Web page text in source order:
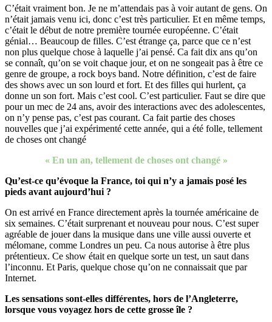
C’était vraiment bon. Je ne m’attendais pas à voir autant de gens. On
n’était jamais venu ici, donc c’est très particulier. Et en même temps,
c’était le début de notre première tournée européenne. C’était
génial… Beaucoup de filles. C’est étrange ça, parce que ce n’est
non plus quelque chose à laquelle j’ai pensé. Ca fait dix ans qu’on
se connaît, qu’on se voit chaque jour, et on ne songeait pas à être ce
genre de groupe, a rock boys band. Notre définition, c’est de faire
des shows avec un son lourd et fort. Et des filles qui hurlent, ça
donne un son fort. Mais c’est cool. C’est particulier. Faut se dire que
pour un mec de 24 ans, avoir des interactions avec des adolescentes,
on n’y pense pas, c’est pas courant. Ca fait partie des choses
nouvelles que j’ai expérimenté cette année, qui a été folle, tellement
de choses ont changé
« En un an, tellement de choses ont changé »
Qu’est-ce qu’évoque la France, toi qui n’y a jamais posé les
pieds avant aujourd’hui ?
On est arrivé en France directement après la tournée américaine de
six semaines. C’était surprenant et nouveau pour nous. C’est super
agréable de jouer dans la musique dans une ville aussi ouverte et
mélomane, comme Londres un peu. Ca nous autorise à être plus
prétentieux. Ce show était en quelque sorte un test, un saut dans
l’inconnu. Et Paris, quelque chose qu’on ne connaissait que par
Internet.
Les sensations sont-elles différentes, hors de l’Angleterre,
lorsque vous voyagez hors de cette grosse île ?